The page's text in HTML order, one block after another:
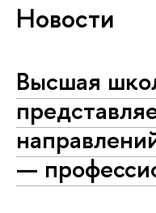
Новости
Высшая
—